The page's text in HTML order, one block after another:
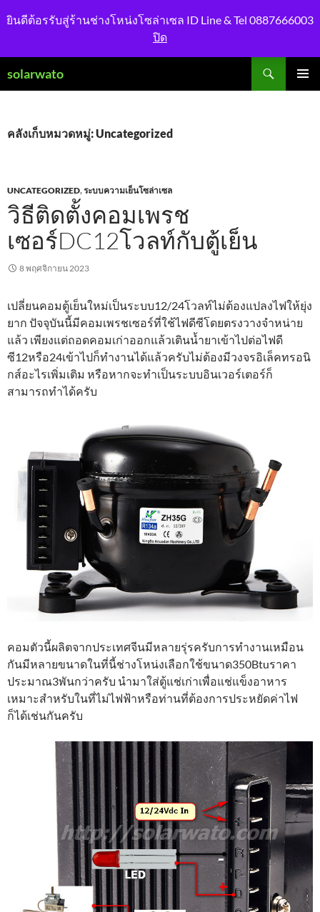
ยินดีต้อรรับสู่ร้านช่างโหน่งโซล่าเซล ID Line & Tel 0887666003
ปิด
solarwato
เนื้อหา
คลังเก็บหมวดหมู่: Uncategorized
UNCATEGORIZED,ระบบความเย็นโซล่าเซล
วิธีติดตั้งคอมเพรช
เซอร์DC12โวลท์กับตู้เย็น
8 พฤศจิกายน 2023
เปลี่ยนคอมตู้เย็นใหม่เป็นระบบ12/24โวลท์ไม่ต้องแปลงไฟให้ยุ่ง
ยาก ปัจจุบันนี้มีคอมเพรชเซอร์ที่ใช้ไฟดีซีโดยตรงวางจำหน่าย
แล้ว เพียงแต่ถอดคอมเก่าออกแล้วเตินน้ำยาเข้าไปต่อไฟดี
ซี12หรือ24เข้าไปก็ทำงานได้แล้วครับไม่ต้องมีวงจรอิเล็คทรอนิ
กส์อะไรเพิ่มเติม หรือหากจะทำเป็นระบบอินเวอร์เตอร์ก็
สามารถทำได้ครับ
คอมตัวนี้ผลิตจากประเทศจีนมีหลายรุ่รครับการทำงานเหมือน
กันมีหลายขนาดในที่นี้ช่างโหน่งเลือกใช้ขนาด350Btuราคา
ประมาณ3พันกว่าครับ นำมาใส่ตู้แช่เก่าเพื่อแช่แข็งอาหาร
เหมาะสำหรับในที่ไม่ไฟฟ้าหรือท่านที่ต้องการประหยัดค่าไฟ
ก็ได้เช่นกันครับ